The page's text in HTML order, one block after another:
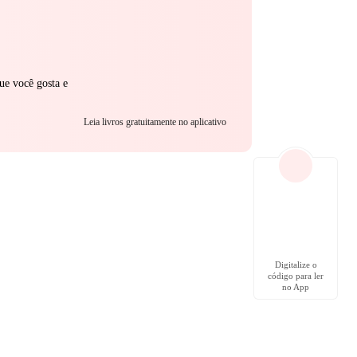
você gosta e
Leia livros gratuitamente no aplicativo
Digitalize o
código para ler
no App